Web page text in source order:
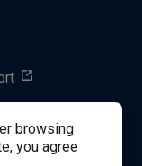
browsing
you agree